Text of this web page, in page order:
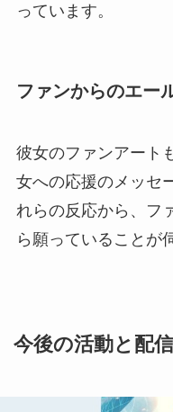
っています。
ファンからのエー
彼女のファンアート
女への応援のメッセ
れらの反応から、フ
ら願っていることが
今後の活動と配